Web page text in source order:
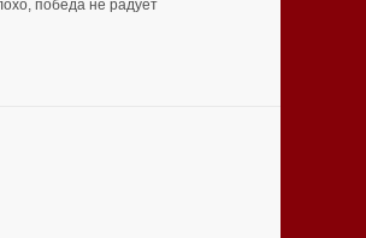
победа не радует